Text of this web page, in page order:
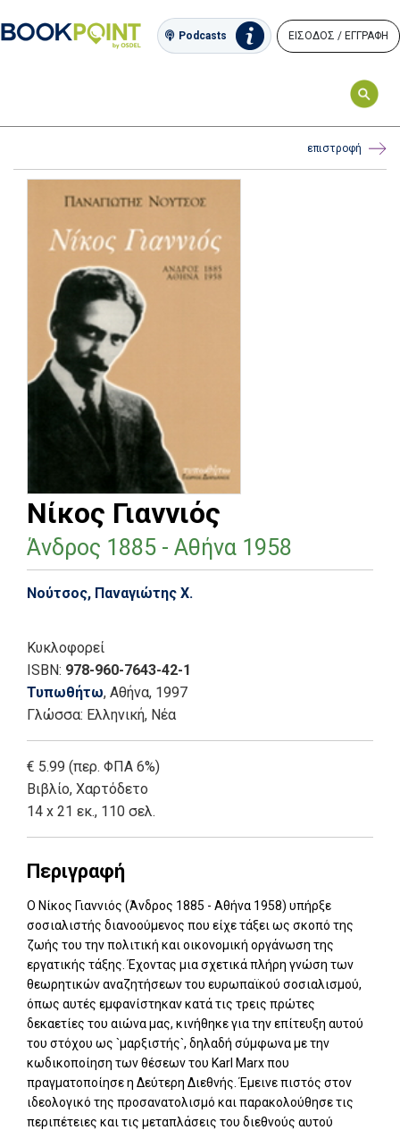
Podcasts ΕΙΣΟΔΟΣ / ΕΓΓΡΑΦΗ
επιστροφή
Νίκος Γιαννιός
Άνδρος 1885 - Αθήνα 1958
Νούτσος, Παναγιώτης Χ.
Κυκλοφορεί
ISBN: 978-960-7643-42-1
Τυπωθήτω, Αθήνα, 1997
Γλώσσα: Ελληνική, Νέα
€ 5.99 (περ. ΦΠΑ 6%)
Βιβλίο, Χαρτόδετο
14 x 21 εκ., 110 σελ.
Περιγραφή
Ο Νίκος Γιαννιός (Άνδρος 1885 - Αθήνα 1958) υπήρξε
σοσιαλιστής διανοούμενος που είχε τάξει ως σκοπό της
ζωής του την πολιτική και οικονομική οργάνωση της
εργατικής τάξης. Έχοντας μια σχετικά πλήρη γνώση των
θεωρητικών αναζητήσεων του ευρωπαϊκού σοσιαλισμού,
όπως αυτές εμφανίστηκαν κατά τις τρεις πρώτες
δεκαετίες του αιώνα μας, κινήθηκε για την επίτευξη αυτού
του στόχου ως `μαρξιστής`, δηλαδή σύμφωνα με την
κωδικοποίηση των θέσεων του Karl Marx που
πραγματοποίησε η Δεύτερη Διεθνής. Έμεινε πιστός στον
ιδεολογικό της προσανατολισμό και παρακολούθησε τις
περιπέτειες και τις μεταπλάσεις του διεθνούς αυτού